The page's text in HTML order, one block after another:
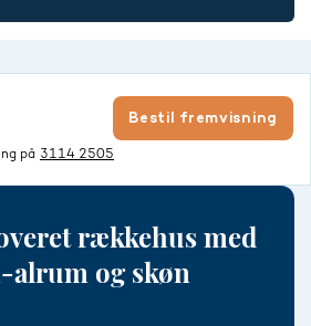
Bestil fremvisning
på 3114 2505
rækkehus med
alrum og skøn